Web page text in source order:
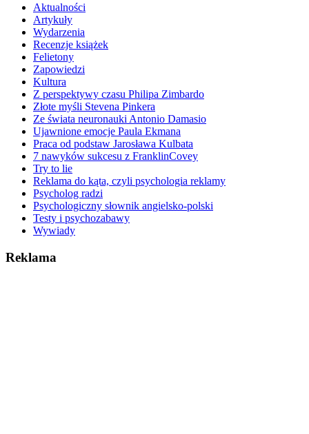
Aktualności
Artykuły
Wydarzenia
Recenzje książek
Felietony
Zapowiedzi
Kultura
Z perspektywy czasu Philipa Zimbardo
Złote myśli Stevena Pinkera
Ze świata neuronauki Antonio Damasio
Ujawnione emocje Paula Ekmana
Praca od podstaw Jarosława Kulbata
7 nawyków sukcesu z FranklinCovey
Try to lie
Reklama do kąta, czyli psychologia reklamy
Psycholog radzi
Psychologiczny słownik angielsko-polski
Testy i psychozabawy
Wywiady
Reklama